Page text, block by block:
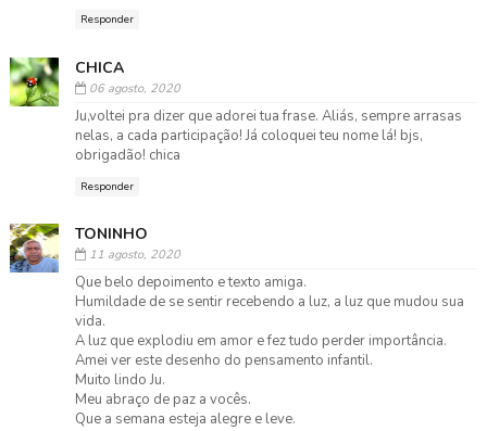
Responder
CHICA
06 agosto, 2020
Ju,voltei pra dizer que adorei tua frase. Aliás, sempre arrasas
nelas, a cada participação! Já coloquei teu nome lá! bjs,
obrigadão! chica
Responder
TONINHO
11 agosto, 2020
Que belo depoimento e texto amiga.
Humildade de se sentir recebendo a luz, a luz que mudou sua
vida.
A luz que explodiu em amor e fez tudo perder importância.
Amei ver este desenho do pensamento infantil.
Muito lindo Ju.
Meu abraço de paz a vocês.
Que a semana esteja alegre e leve.